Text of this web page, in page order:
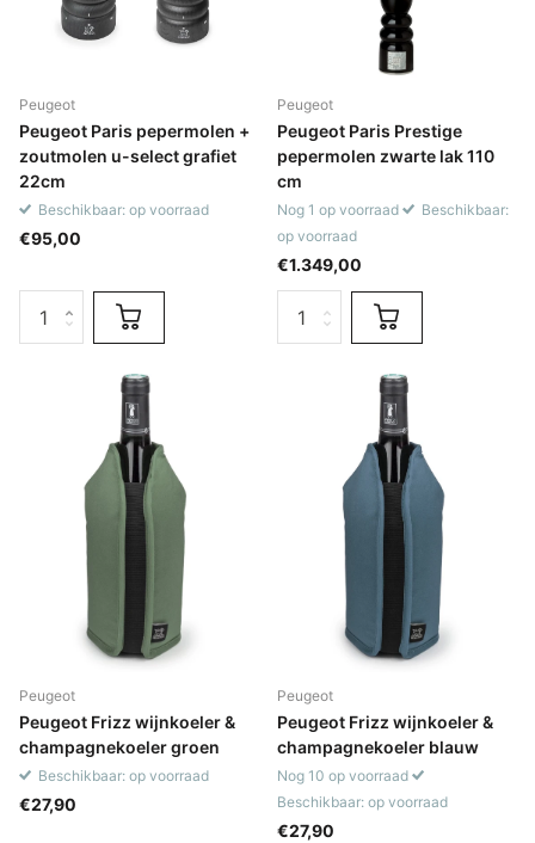
Peugeot
Peugeot Paris pepermolen +
zoutmolen u-select grafiet
22cm
Beschikbaar: op voorraad
€95,00
Peugeot
Peugeot Paris Prestige
pepermolen zwarte lak 110
cm
Nog 1 op voorraad
Beschikbaar:
op voorraad
€1.349,00
Peugeot
Peugeot Frizz wijnkoeler &
champagnekoeler groen
Beschikbaar: op voorraad
€27,90
Peugeot
Peugeot Frizz wijnkoeler &
champagnekoeler blauw
Nog 10 op voorraad
Beschikbaar: op voorraad
€27,90